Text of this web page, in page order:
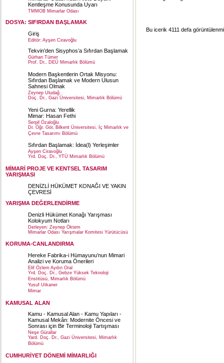
Kentleşme Konusunda Uyarı
TMMOB Mimarlar Odası
DOSYA: SIFIRDAN BAŞLAMAK
Giriş
Editör: Ayşen Ciravoğlu
Tekvin’den Sisyphos’a Sıfırdan Başlamak
Gürhan Tümer
Prof. Dr., DEÜ Mimarlık Bölümü
Modern Başkentlerin Ortak Misyonu:
Sıfırdan Başlamak ve Modern Ulusun
Sahnesi Olmak
Zeynep Uludağ
Doç. Dr., Gazi Üniversitesi, Mimarlık Bölümü
Yeni Gurna: Yerellik
Mimar: Hasan Fethi
Serpil Özaloğlu
Dr. Öğr. Gör, Bilkent Üniversitesi, İç Mimarlık ve
Çevre Tasarımı Bölümü
Sıfırdan Başlamak: İdea(l) Yerleşimler
Ayşen Ciravoğlu
Yrd. Doç. Dr., YTÜ Mimarlık Bölümü
MİMARİ PROJE VE KENTSEL TASARIM
YARIŞMASI
DENİZLİ HÜKÜMET KONAĞI VE YAKIN
ÇEVRESİ
YARIŞMA DEĞERLENDİRME
Denizli Hükümet Konağı Yarışması
Kolokyum Notları
Derleyen: Zeynep Öktem
Mimarlar Odası Yarışmalar Komitesi Yürütücüsü
KORUMA-CANLANDIRMA
Hereke Fabrika-i Hümayunu’nun Mimari
Analizi ve Koruma Önerileri
Elif Özlem Aydın Oral
Yrd. Doç. Dr., Gebze Yüksek Teknoloji
Enstitüsü, Mimarlık Bölümü
Yusuf Utkaner
Mimar
KAMUSAL ALAN
Kamu - Kamusal Alan - Kamu Yapıları -
Kamusal Mekân: Modernite Öncesi ve
Sonrası için Bir Terminoloji Tartışması
Neşe Gürallar
Yard. Doç. Dr., Gazi Üniversitesi, Mimarlık
Bölümü
CUMHURİYET DÖNEMİ MİMARLIĞI
Bu icerik 4111 defa